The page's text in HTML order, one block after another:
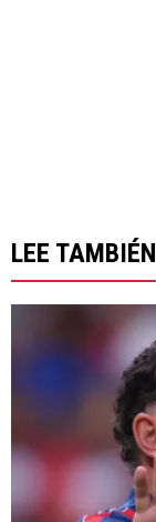
LEE TAMBIÉN